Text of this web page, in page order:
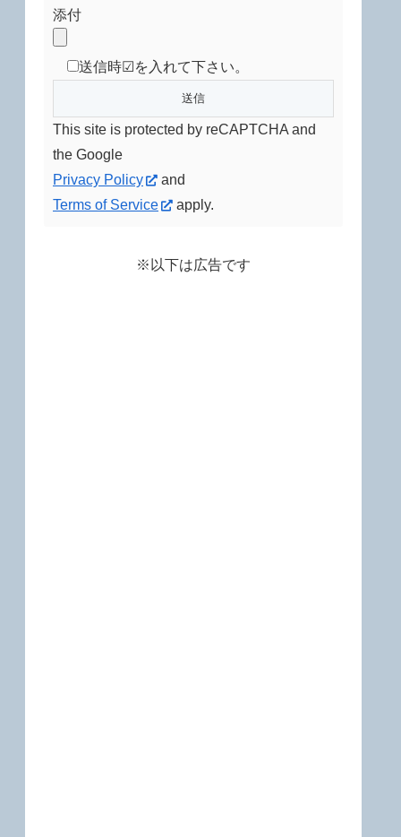
添付
送信時☑を入れて下さい。
This site is protected by reCAPTCHA and
the Google
Privacy Policy
and
Terms of Service
apply.
※以下は広告です